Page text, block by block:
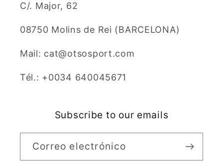
C/. Major, 62
08750 Molins de Rei (BARCELONA)
Mail: cat@otsosport.com
Tél.: +0034 640045671
Subscribe to our emails
Correo electrónico